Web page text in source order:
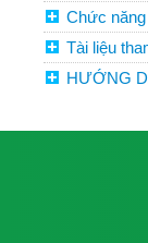
Chức
Tài liệu
HƯỚNG